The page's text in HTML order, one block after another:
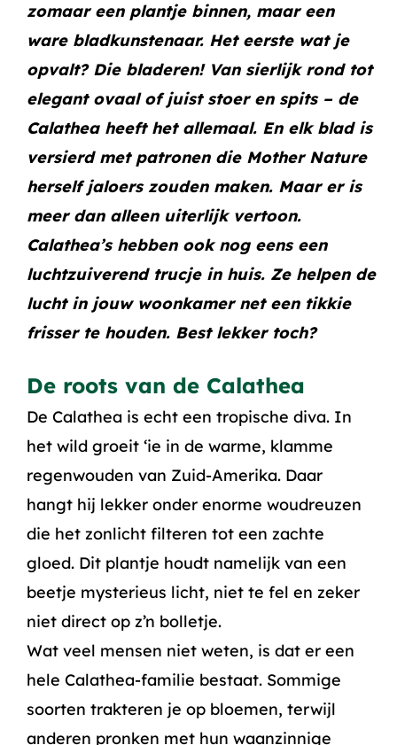
zomaar een plantje binnen, maar een
ware bladkunstenaar. Het eerste wat je
opvalt? Die bladeren! Van sierlijk rond tot
elegant ovaal of juist stoer en spits – de
Calathea heeft het allemaal. En elk blad is
versierd met patronen die Mother Nature
herself jaloers zouden maken. Maar er is
meer dan alleen uiterlijk vertoon.
Calathea’s hebben ook nog eens een
luchtzuiverend trucje in huis. Ze helpen de
lucht in jouw woonkamer net een tikkie
frisser te houden. Best lekker toch?
De roots van de Calathea
De Calathea is echt een tropische diva. In
het wild groeit ‘ie in de warme, klamme
regenwouden van Zuid-Amerika. Daar
hangt hij lekker onder enorme woudreuzen
die het zonlicht filteren tot een zachte
gloed. Dit plantje houdt namelijk van een
beetje mysterieus licht, niet te fel en zeker
niet direct op z’n bolletje.
Wat veel mensen niet weten, is dat er een
hele Calathea-familie bestaat. Sommige
soorten trakteren je op bloemen, terwijl
anderen pronken met hun waanzinnige